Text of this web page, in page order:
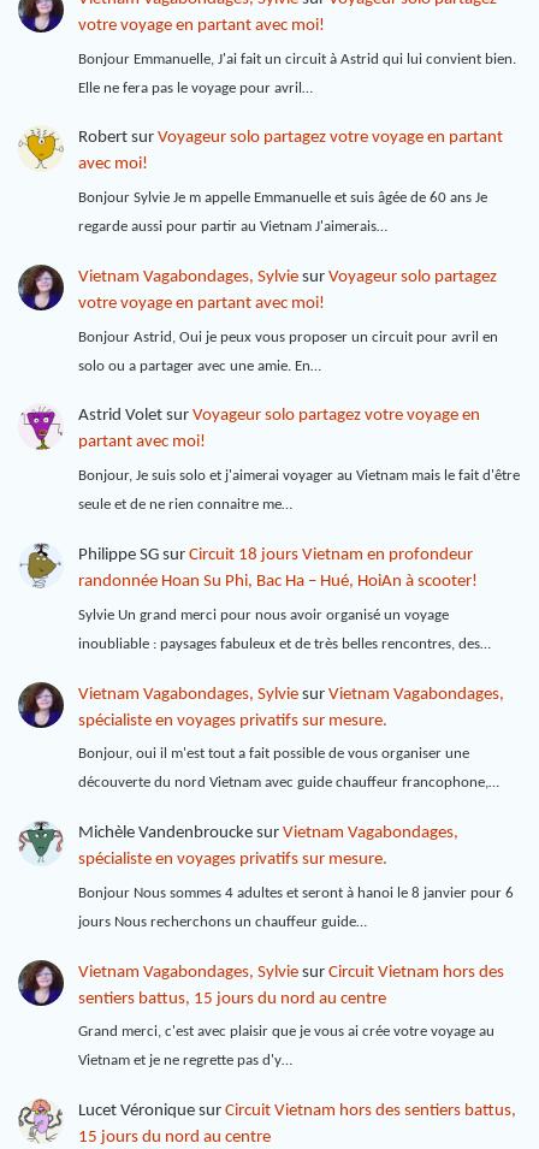
votre voyage en partant avec moi!
Bonjour Emmanuelle, J'ai fait un circuit à Astrid qui lui convient bien.
Elle ne fera pas le voyage pour avril…
Robertsur Voyageur solo partagez votre voyage en partant
avec moi!
Bonjour Sylvie Je m appelle Emmanuelle et suis âgée de 60 ans Je
regarde aussi pour partir au Vietnam J'aimerais…
Vietnam Vagabondages, Sylviesur Voyageur solo partagez
votre voyage en partant avec moi!
Bonjour Astrid, Oui je peux vous proposer un circuit pour avril en
solo ou a partager avec une amie. En…
Astrid Voletsur Voyageur solo partagez votre voyage en
partant avec moi!
Bonjour, Je suis solo et j'aimerai voyager au Vietnam mais le fait d'être
seule et de ne rien connaitre me…
Philippe SGsur Circuit 18 jours Vietnam en profondeur
randonnée Hoan Su Phi, Bac Ha – Hué, HoiAn à scooter!
Sylvie Un grand merci pour nous avoir organisé un voyage
inoubliable : paysages fabuleux et de très belles rencontres, des…
Vietnam Vagabondages, Sylviesur Vietnam Vagabondages,
spécialiste en voyages privatifs sur mesure.
Bonjour, oui il m'est tout a fait possible de vous organiser une
découverte du nord Vietnam avec guide chauffeur francophone,…
Michèle Vandenbrouckesur Vietnam Vagabondages,
spécialiste en voyages privatifs sur mesure.
Bonjour Nous sommes 4 adultes et seront à hanoi le 8 janvier pour 6
jours Nous recherchons un chauffeur guide…
Vietnam Vagabondages, Sylviesur Circuit Vietnam hors des
sentiers battus, 15 jours du nord au centre
Grand merci, c'est avec plaisir que je vous ai crée votre voyage au
Vietnam et je ne regrette pas d'y…
Lucet Véroniquesur Circuit Vietnam hors des sentiers battus,
15 jours du nord au centre